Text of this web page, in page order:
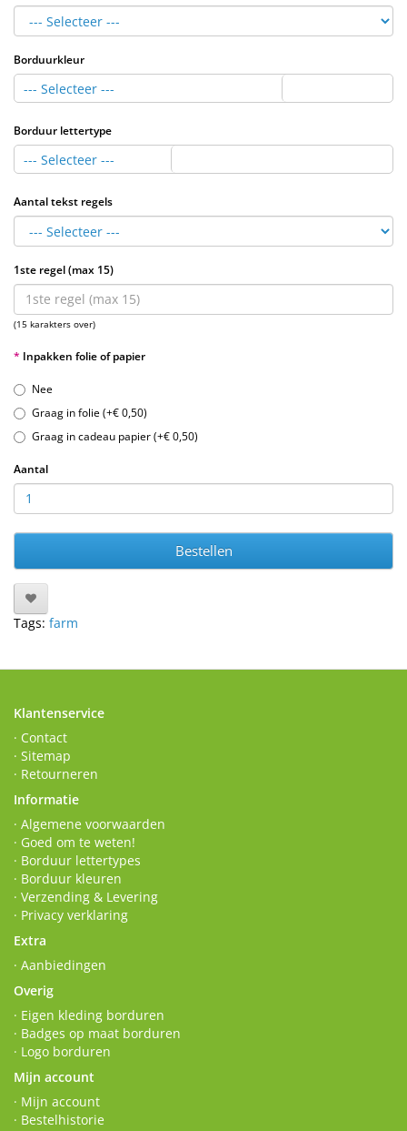
Borduurkleur
--- Selecteer ---
Borduur lettertype
--- Selecteer ---
Aantal tekst regels
1ste regel (max 15)
(15 karakters over)
Inpakken folie of papier
Nee
Graag in folie (+€ 0,50)
Graag in cadeau papier (+€ 0,50)
Aantal
Bestellen
Tags: farm
Klantenservice
· Contact
· Sitemap
· Retourneren
Informatie
· Algemene voorwaarden
· Goed om te weten!
· Borduur lettertypes
· Borduur kleuren
· Verzending & Levering
· Privacy verklaring
Extra
· Aanbiedingen
Overig
· Eigen kleding borduren
· Badges op maat borduren
· Logo borduren
Mijn account
· Mijn account
· Bestelhistorie